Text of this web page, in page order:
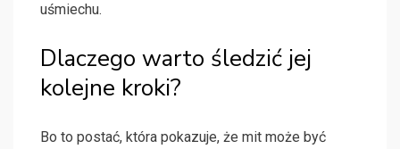
uśmiechu.
Dlaczego warto śledzić jej
kolejne kroki?
Bo to postać, która pokazuje, że mit może być